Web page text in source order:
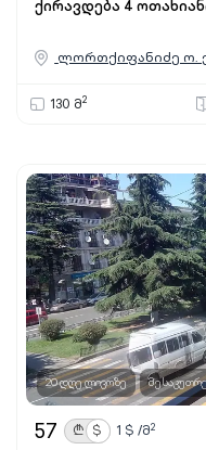
ქირავდება 4
ლორთქიფანიძე ო.
130 მ2
20 დღე ლივოზე
57 ₾ $ 1 $ /მ2